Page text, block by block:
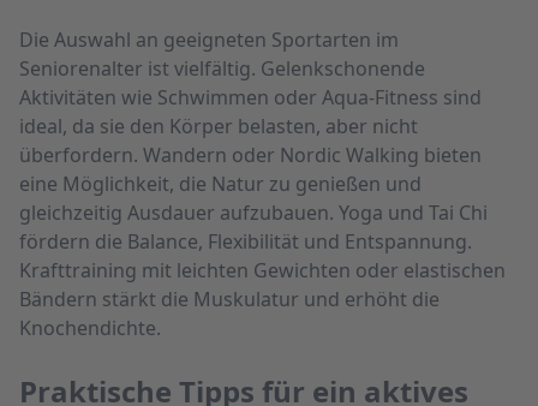
Die Auswahl an geeigneten Sportarten im
Seniorenalter ist vielfältig. Gelenkschonende
Aktivitäten wie Schwimmen oder Aqua-Fitness sind
ideal, da sie den Körper belasten, aber nicht
überfordern. Wandern oder Nordic Walking bieten
eine Möglichkeit, die Natur zu genießen und
gleichzeitig Ausdauer aufzubauen. Yoga und Tai Chi
fördern die Balance, Flexibilität und Entspannung.
Krafttraining mit leichten Gewichten oder elastischen
Bändern stärkt die Muskulatur und erhöht die
Knochendichte.
Praktische Tipps für ein aktives